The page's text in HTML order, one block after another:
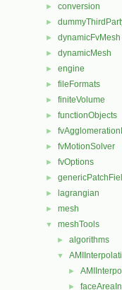
► conversion
►
► dynamicFvMesh
► dynamicMesh
► engine
► fileFormats
► finiteVolume
► functionObjects
►
► fvMotionSolver
► fvOptions
►
► lagrangian
► mesh
▼ meshTools
► algorithms
▼
►
►